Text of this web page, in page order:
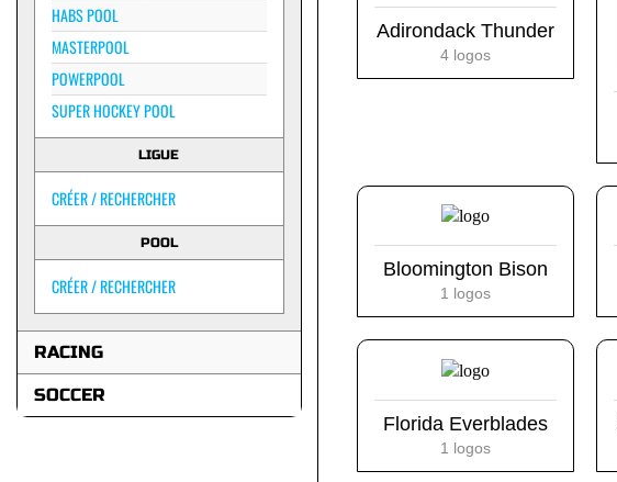
HABS POOL
MASTERPOOL
POWERPOOL
SUPER HOCKEY POOL
LIGUE
CRÉER / RECHERCHER
POOL
CRÉER / RECHERCHER
RACING
SOCCER
Adirondack Thunder
4 logos
Bloomington Bison
1 logos
Florida Everblades
1 logos